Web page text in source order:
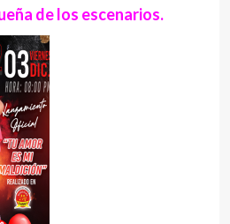
de los escenarios.